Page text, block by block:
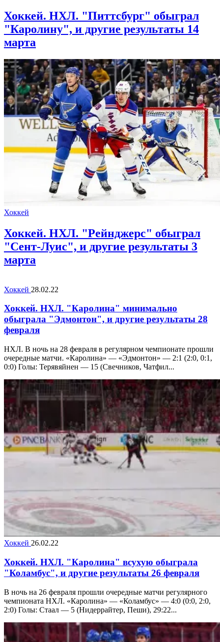
Хоккей. НХЛ. "Питтсбург" обыграл
"Каролину", и другие результаты 14
марта
Хоккей
Хоккей. НХЛ. "Рейнджерс" обыграл
"Сент-Луис", и другие результаты 3
марта
Хоккей 28.02.22
Хоккей. НХЛ. "Каролина" минимально
обыграла "Эдмонтон", и другие результаты 28
февраля
НХЛ. В ночь на 28 февраля в регулярном чемпионате прошли
очередные матчи. «Каролина» — «Эдмонтон» — 2:1 (2:0, 0:1,
0:0) Голы: Терявяйнен — 15 (Свечников, Чатфил...
Хоккей 26.02.22
Хоккей. НХЛ. "Каролина" всухую обыграла
"Коламбус", и другие результаты 26 февраля
В ночь на 26 февраля прошли очередные матчи регулярного
чемпионата НХЛ. «Каролина» — «Коламбус» — 4:0 (0:0, 2:0,
2:0) Голы: Стаал — 5 (Нидеррайтер, Пеши), 29:22...